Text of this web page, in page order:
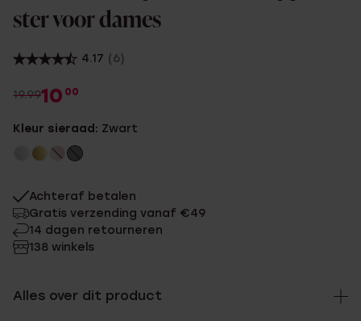
ster voor dames
4.17 (6)
19.9910 00
Kleur sieraad: Zwart
Achteraf betalen
Gratis verzending vanaf €49
14 dagen retourneren
138 winkels
Alles over dit product